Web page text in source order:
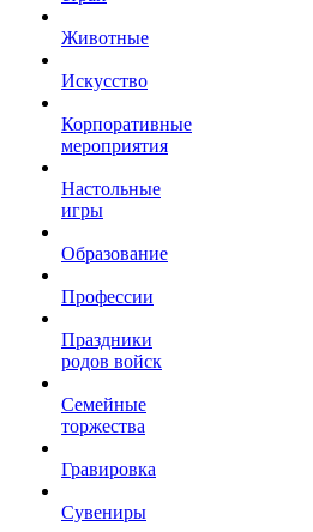
Животные
Искусство
Корпоративные
мероприятия
Настольные
игры
Образование
Профессии
Праздники
родов войск
Семейные
торжества
Гравировка
Сувениры